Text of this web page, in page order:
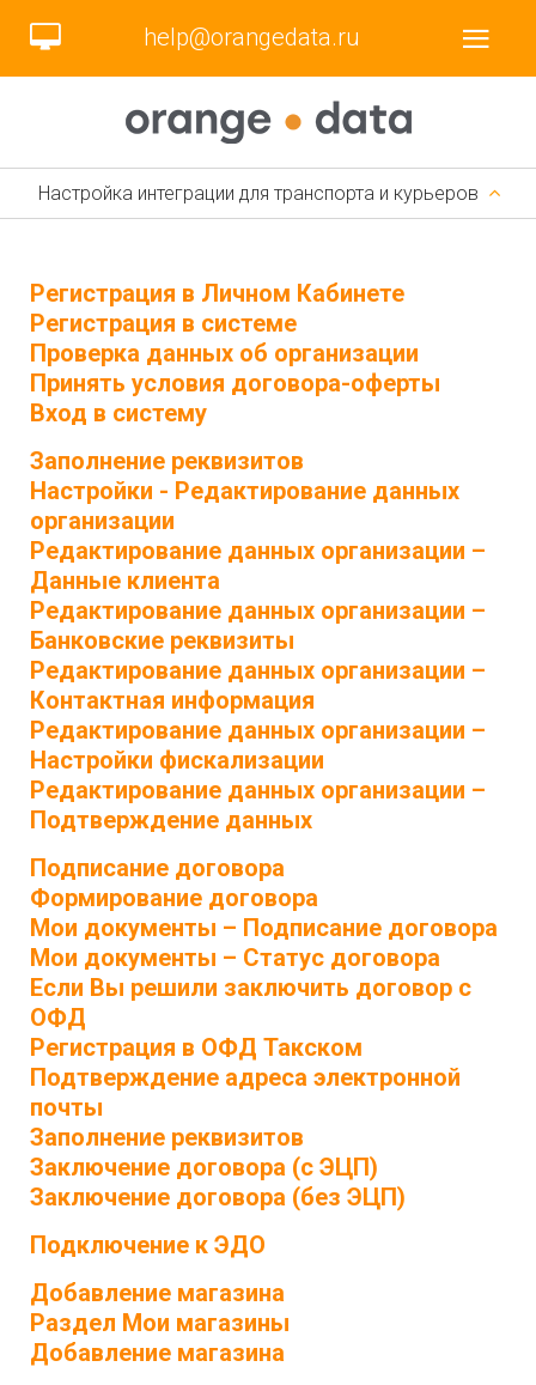
help@orangedata.ru
Настройка интеграции для транспорта и курьеров
Регистрация в Личном Кабинете
Регистрация в системе
Проверка данных об организации
Принять условия договора-оферты
Вход в систему
Заполнение реквизитов
Настройки - Редактирование данных
организации
Редактирование данных организации –
Данные клиента
Редактирование данных организации –
Банковские реквизиты
Редактирование данных организации –
Контактная информация
Редактирование данных организации –
Настройки фискализации
Редактирование данных организации –
Подтверждение данных
Подписание договора
Формирование договора
Мои документы – Подписание договора
Мои документы – Статус договора
Если Вы решили заключить договор с
ОФД
Регистрация в ОФД Такском
Подтверждение адреса электронной
почты
Заполнение реквизитов
Заключение договора (с ЭЦП)
Заключение договора (без ЭЦП)
Подключение к ЭДО
Добавление магазина
Раздел Мои магазины
Добавление магазина